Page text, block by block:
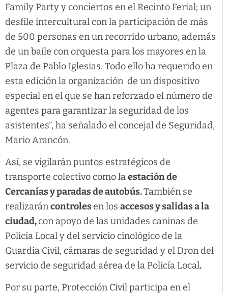
Family Party y conciertos en el Recinto Ferial; un
desfile intercultural con la participación de más
de 500 personas en un recorrido urbano, además
de un baile con orquesta para los mayores en la
Plaza de Pablo Iglesias. Todo ello ha requerido en
esta edición la organización de un dispositivo
especial en el que se han reforzado el número de
agentes para garantizar la seguridad de los
asistentes”, ha señalado el concejal de Seguridad,
Mario Arancón.
Así, se vigilarán puntos estratégicos de
transporte colectivo como laestación de
Cercanías y paradas de autobús.También se
realizaráncontrolesen los accesos y salidas a la
ciudad,con apoyo de las unidades caninas de
Policía Local y del servicio cinológico de la
Guardia Civil, cámaras de seguridad y el Dron del
servicio de seguridad aérea de la Policía Local.
Por su parte, Protección Civil participa en el